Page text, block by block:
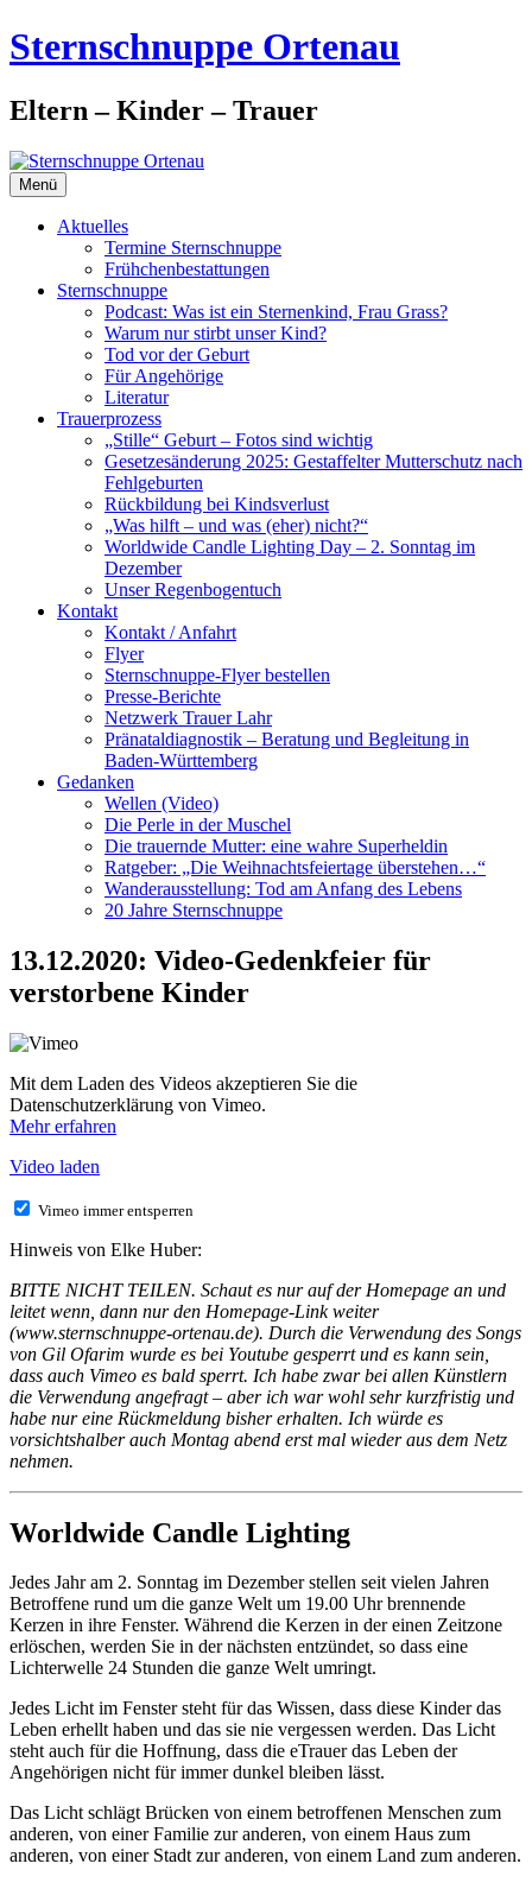
Zum
Inhalt
Sternschnuppe Ortenau
Eltern – Kinder – Trauer
Menü
Aktuelles
Termine Sternschnuppe
Frühchenbestattungen
Sternschnuppe
Podcast: Was ist ein Sternenkind, Frau Grass?
Warum nur stirbt unser Kind?
Tod vor der Geburt
Für Angehörige
Literatur
Trauerprozess
„Stille“ Geburt – Fotos sind wichtig
Gesetzesänderung 2025: Gestaffelter Mutterschutz nach
Fehlgeburten
Rückbildung bei Kindsverlust
„Was hilft – und was (eher) nicht?“
Worldwide Candle Lighting Day – 2. Sonntag im
Dezember
Unser Regenbogentuch
Kontakt
Kontakt / Anfahrt
Flyer
Sternschnuppe-Flyer bestellen
Presse-Berichte
Netzwerk Trauer Lahr
Pränataldiagnostik – Beratung und Begleitung in
Baden-Württemberg
Gedanken
Wellen (Video)
Die Perle in der Muschel
Die trauernde Mutter: eine wahre Superheldin
Ratgeber: „Die Weihnachtsfeiertage überstehen…“
Wanderausstellung: Tod am Anfang des Lebens
20 Jahre Sternschnuppe
13.12.2020: Video-Gedenkfeier für
verstorbene Kinder
Mit dem Laden des Videos akzeptieren Sie die
Datenschutzerklärung von Vimeo.
Mehr erfahren
Video laden
Vimeo immer entsperren
Hinweis von Elke Huber:
BITTE NICHT TEILEN. Schaut es nur auf der Homepage an und
leitet wenn, dann nur den Homepage-Link weiter
(www.sternschnuppe-ortenau.de). Durch die Verwendung des Songs
von Gil Ofarim wurde es bei Youtube gesperrt und es kann sein,
dass auch Vimeo es bald sperrt. Ich habe zwar bei allen Künstlern
die Verwendung angefragt – aber ich war wohl sehr kurzfristig und
habe nur eine Rückmeldung bisher erhalten. Ich würde es
vorsichtshalber auch Montag abend erst mal wieder aus dem Netz
nehmen.
Worldwide Candle Lighting
Jedes Jahr am 2. Sonntag im Dezember stellen seit vielen Jahren
Betroffene rund um die ganze Welt um 19.00 Uhr brennende
Kerzen in ihre Fenster. Während die Kerzen in der einen Zeitzone
erlöschen, werden Sie in der nächsten entzündet, so dass eine
Lichterwelle 24 Stunden die ganze Welt umringt.
Jedes Licht im Fenster steht für das Wissen, dass diese Kinder das
Leben erhellt haben und das sie nie vergessen werden. Das Licht
steht auch für die Hoffnung, dass die eTrauer das Leben der
Angehörigen nicht für immer dunkel bleiben lässt.
Das Licht schlägt Brücken von einem betroffenen Menschen zum
anderen, von einer Familie zur anderen, von einem Haus zum
anderen, von einer Stadt zur anderen, von einem Land zum anderen.